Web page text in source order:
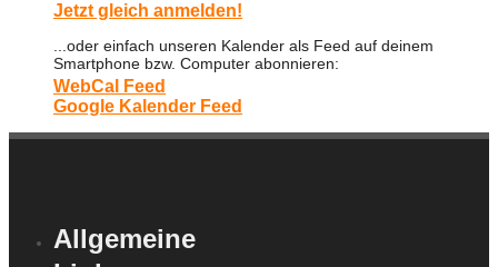
Jetzt gleich anmelden!
...oder einfach unseren Kalender als Feed auf deinem
Smartphone bzw. Computer abonnieren:
WebCal Feed
Google Kalender Feed
Allgemeine